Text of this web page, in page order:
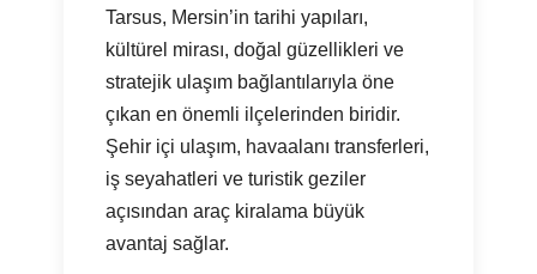
Tarsus, Mersin’in tarihi yapıları,
kültürel mirası, doğal güzellikleri ve
stratejik ulaşım bağlantılarıyla öne
çıkan en önemli ilçelerinden biridir.
Şehir içi ulaşım, havaalanı transferleri,
iş seyahatleri ve turistik geziler
açısından araç kiralama büyük
avantaj sağlar.